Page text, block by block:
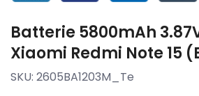
Batterie 5800mAh
Xiaomi Redmi Note 15
SKU: 2605BA1203M_Te